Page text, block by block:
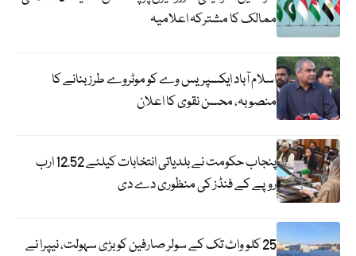
ممالک کا مشترکہ اعلامیہ
اسلام آباد ایکسپریس وے کو موٹروے طرز بنانے کا
منصوبہ، محسن نقوی کا اعلان
پنجاب حکومت نے بلدیاتی انتخابات کیلئے 12.52 ارب
روپے کے فنڈز کی منظوری دے دی
25 کلو واٹ تک کے سولر صارفین کو بڑی سہولت، نیپرا نے